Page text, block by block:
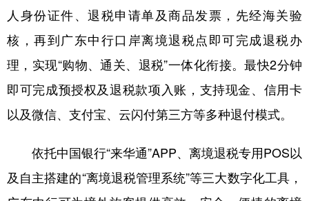
English Español Français عربى
Русский язык 日本語 한국어
Deutsch Português
人身份证件、退税申请单及商品发票，先经海关验
核，再到广东中行口岸离境退税点即可完成退税办
理，实现“购物、通关、退税”一体化衔接。最快2分钟
即可完成预授权及退税款项入账，支持现金、信用卡
以及微信、支付宝、云闪付第三方等多种退付模式。
依托中国银行“来华通”APP、离境退税专用POS以
及自主搭建的“离境退税管理系统”等三大数字化工具，